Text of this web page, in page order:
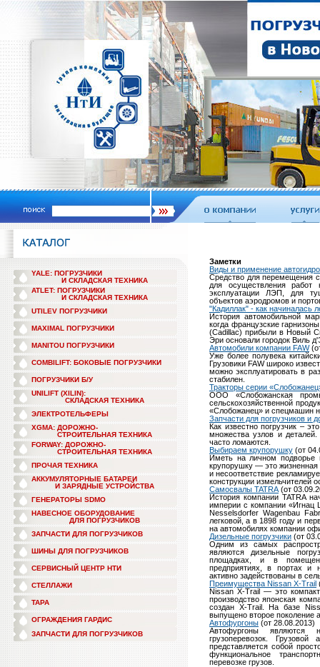
YALE: ПОГРУЗЧИКИ
И СКЛАДСКАЯ ТЕХНИКА
ATLET: ПОГРУЗЧИКИ
И СКЛАДСКАЯ ТЕХНИКА
UTILEV ПОГРУЗЧИКИ
MAXIMAL ПОГРУЗЧИКИ
MANITOU ПОГРУЗЧИКИ
COMBILIFT: БОКОВЫЕ ПОГРУЗЧИКИ
ПОГРУЗЧИКИ Б/У
UNILIFT (XILIN):
СКЛАДСКАЯ ТЕХНИКА
ЭЛЕКТРОТЕЛЬФЕРЫ
XGMA: ДОРОЖНО-
СТРОИТЕЛЬНАЯ ТЕХНИКА
FORWAY: ДОРОЖНО-
СТРОИТЕЛЬНАЯ ТЕХНИКА
ПРОЧАЯ ТЕХНИКА
АККУМУЛЯТОРНЫЕ БАТАРЕИ
И ЗАРЯДНЫЕ УСТРОЙСТВА
ГЕНЕРАТОРЫ SDMO
НАВЕСНОЕ ОБОРУДОВАНИЕ
ДЛЯ ПОГРУЗЧИКОВ
ЗАПЧАСТИ ДЛЯ ПОГРУЗЧИКОВ
ШИНЫ ДЛЯ ПОГРУЗЧИКОВ
СЕРВИСНЫЙ ЦЕНТР НТИ
СТЕЛЛАЖИ
ТАРА
ОГРАЖДЕНИЯ ГАРДИС
ЗАПЧАСТИ ДЛЯ ПОГРУЗЧИКОВ
Заметки
Виды и применение
Средство для перемещения
для осуществления
эксплуатации ЛЭП, для
объектов аэродромов и
"Кадиллак" - как начиналась
История автомобильной
когда французские
(Cadillac) прибыли в Новый
Эри основали городок Виль
Автомобили компании FAW
Уже более полувека
Грузовики FAW широко
можно эксплуатировать в
стабилен.
Тракторы серии
ООО «Слобожанская
сельскохозяйственной
«Слобожанец» и спецмашин
Запчасти для погрузчиков и
Как известно погрузчик –
множества узлов и
часто ломаются.
Выбираем крупорушку (от
Иметь на личном подворье
крупорушку — это
и несоответствие
конструкции измельчителей
Самосвалы TATRA (от
История компании TATRA
империи с компании «Игнац
Nesselsdorfer Wagenbau
легковой, а в 1898 году и
на автомобилях компании
Дизельные погрузчики (от
Одним из самых
являются дизельные
площадках, и в
предприятиях, в портах и
активно задействованы в
Преимущества Nissan X-Trail
Nissan X-Trail — это
производство японская
создан X-Trail. На базе
выпущено второе поколение
Автофургоны (от 28.08.2013)
Автофургоны являются
грузоперевозок.
представляется собой
функциональное
перевозке грузов.